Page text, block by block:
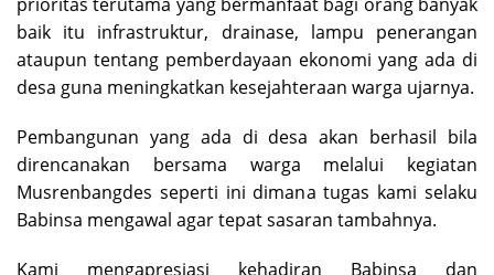
baik itu infrastruktur, drainase, lampu penerangan
ataupun tentang pemberdayaan ekonomi yang ada di
desa guna meningkatkan kesejahteraan warga ujarnya.
Pembangunan yang ada di desa akan berhasil bila
direncanakan bersama warga melalui kegiatan
Musrenbangdes seperti ini dimana tugas kami selaku
Babinsa mengawal agar tepat sasaran tambahnya.
Kami mengapresiasi kehadiran Babinsa dan